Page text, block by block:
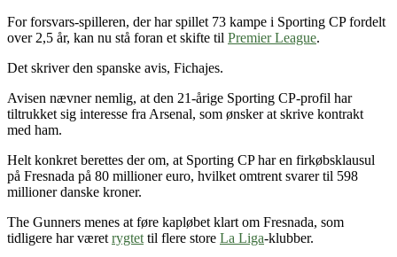
For forsvars-spilleren, der har spillet 73 kampe i Sporting CP fordelt
over 2,5 år, kan nu stå foran et skifte til Premier League.
Det skriver den spanske avis, Fichajes.
Avisen nævner nemlig, at den 21-årige Sporting CP-profil har
tiltrukket sig interesse fra Arsenal, som ønsker at skrive kontrakt
med ham.
Helt konkret berettes der om, at Sporting CP har en firkøbsklausul
på Fresnada på 80 millioner euro, hvilket omtrent svarer til 598
millioner danske kroner.
The Gunners menes at føre kapløbet klart om Fresnada, som
tidligere har været rygtet til flere store La Liga-klubber.